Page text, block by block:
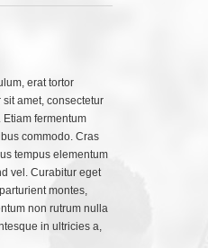
erat tortor
amet, consectetur
fermentum
commodo. Cras
tempus elementum
vel. Curabitur eget
montes,
non rutrum nulla
in ultricies a,